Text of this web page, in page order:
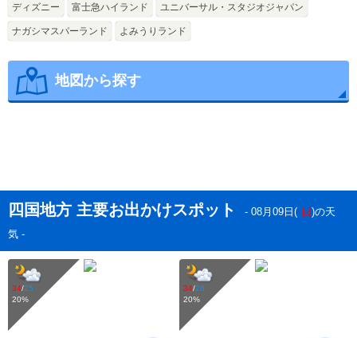
ディズニー 富士急ハイランド ユニバーサル・スタジオジャパン
ナガシマスパーランド よみうりランド
地図から探す
四国地方 主要お出かけスポット - 08月09日( 日 )の天
気 -
34/25
20%
34/26
20%